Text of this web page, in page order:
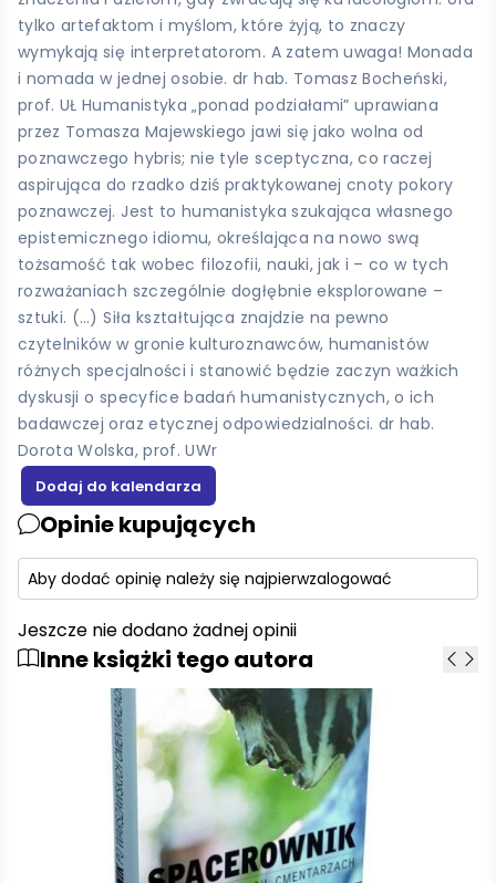
tylko artefaktom i myślom, które żyją, to znaczy
wymykają się interpretatorom. A zatem uwaga! Monada
i nomada w jednej osobie. dr hab. Tomasz Bocheński,
prof. UŁ Humanistyka „ponad podziałami” uprawiana
przez Tomasza Majewskiego jawi się jako wolna od
poznawczego hybris; nie tyle sceptyczna, co raczej
aspirująca do rzadko dziś praktykowanej cnoty pokory
poznawczej. Jest to humanistyka szukająca własnego
epistemicznego idiomu, określająca na nowo swą
tożsamość tak wobec filozofii, nauki, jak i – co w tych
rozważaniach szczególnie dogłębnie eksplorowane –
sztuki. (…) Siła kształtująca znajdzie na pewno
czytelników w gronie kulturoznawców, humanistów
różnych specjalności i stanowić będzie zaczyn ważkich
dyskusji o specyfice badań humanistycznych, o ich
badawczej oraz etycznej odpowiedzialności. dr hab.
Dorota Wolska, prof. UWr
Opinie kupujących
Aby dodać opinię należy się najpierwzalogować
Jeszcze nie dodano żadnej opinii
Inne książki tego autora